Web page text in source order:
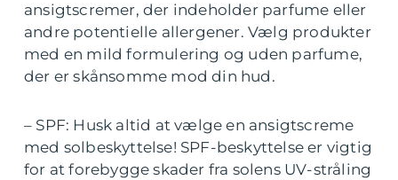
ansigtscremer, der indeholder parfume eller
andre potentielle allergener. Vælg produkter
med en mild formulering og uden parfume,
der er skånsomme mod din hud.
– SPF: Husk altid at vælge en ansigtscreme
med solbeskyttelse! SPF-beskyttelse er vigtig
for at forebygge skader fra solens UV-stråling